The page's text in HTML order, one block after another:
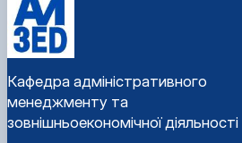
Кафедра адміністративного
менеджменту та
зовнішньоекономічної діяльності